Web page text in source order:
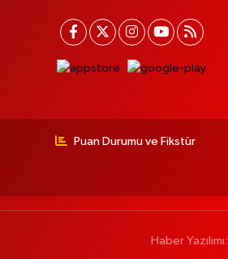
Puan Durumu ve Fikstür
Haber Yazılımı: